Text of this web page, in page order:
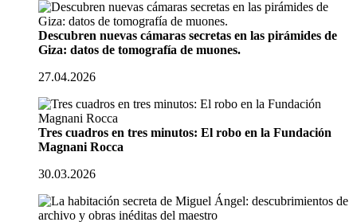
Descubren nuevas cámaras secretas en las pirámides de
Giza: datos de tomografía de muones.
27.04.2026
Tres cuadros en tres minutos: El robo en la Fundación
Magnani Rocca
30.03.2026